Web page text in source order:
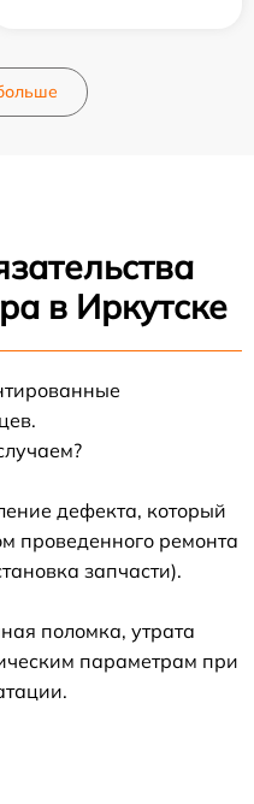
в Иркутске
дефекта, который
проведенного ремонта
запчасти).
поломка, утрата
параметрам при